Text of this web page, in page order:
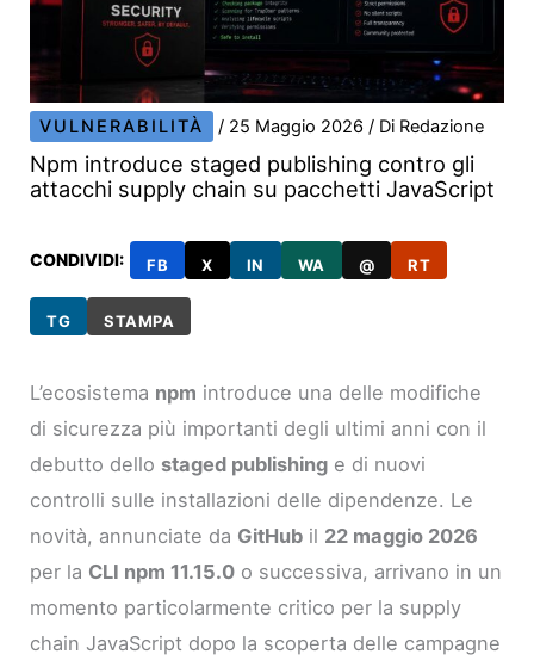
VULNERABILITÀ / 25 Maggio 2026/ Di Redazione
Npm introduce staged publishing contro gli
attacchi supply chain su pacchetti JavaScript
CONDIVIDI: FB X IN WA @ RT
TG STAMPA
L’ecosistema npm introduce una delle modifiche
di sicurezza più importanti degli ultimi anni con il
debutto dello staged publishing e di nuovi
controlli sulle installazioni delle dipendenze. Le
novità, annunciate da GitHub il 22 maggio 2026
per la CLI npm 11.15.0 o successiva, arrivano in un
momento particolarmente critico per la supply
chain JavaScript dopo la scoperta delle campagne